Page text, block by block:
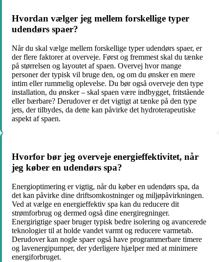
Hvordan vælger jeg mellem forskellige typer
udendørs spaer?
Når du skal vælge mellem forskellige typer udendørs spaer, er
der flere faktorer at overveje. Først og fremmest skal du tænke
på størrelsen og layoutet af spaen. Overvej hvor mange
personer der typisk vil bruge den, og om du ønsker en mere
intim eller rummelig oplevelse. Du bør også overveje den type
installation, du ønsker – skal spaen være indbygget, fritstående
eller bærbare? Derudover er det vigtigt at tænke på den type
jets, der tilbydes, da dette kan påvirke det hydroterapeutiske
aspekt af spaen.
Hvorfor bør jeg overveje energieffektivitet, når
jeg køber en udendørs spa?
Energioptimering er vigtig, når du køber en udendørs spa, da
det kan påvirke dine driftsomkostninger og miljøpåvirkningen.
Ved at vælge en energieffektiv spa kan du reducere dit
strømforbrug og dermed også dine energiregninger.
Energirigtige spaer bruger typisk bedre isolering og avancerede
teknologier til at holde vandet varmt og reducere varmetab.
Derudover kan nogle spaer også have programmerbare timere
og lavenergipumper, der yderligere hjælper med at minimere
energiforbruget.